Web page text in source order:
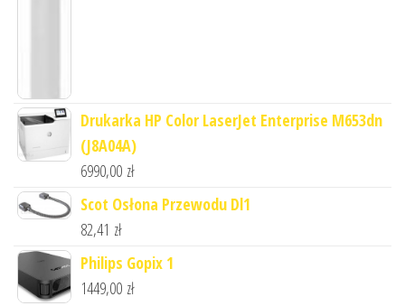
Drukarka HP Color LaserJet Enterprise M653dn
(J8A04A)
6990,00 zł
Scot Osłona Przewodu Dl1
82,41 zł
Philips Gopix 1
1449,00 zł